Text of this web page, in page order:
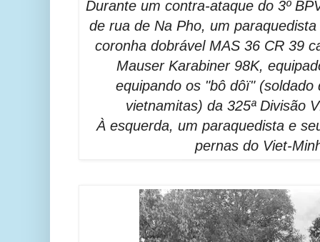
Durante um contra-ataque do 3º
de rua de Na Pho, um
coronha dobrável MAS 36 CR 39
Mauser Karabiner 98K,
equipando os "bô dôï" (soldado
vietnamitas) da 325ª Divisão
À esquerda, um paraquedista e
pernas do Viet-